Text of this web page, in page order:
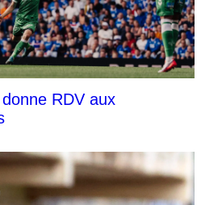
RDV aux